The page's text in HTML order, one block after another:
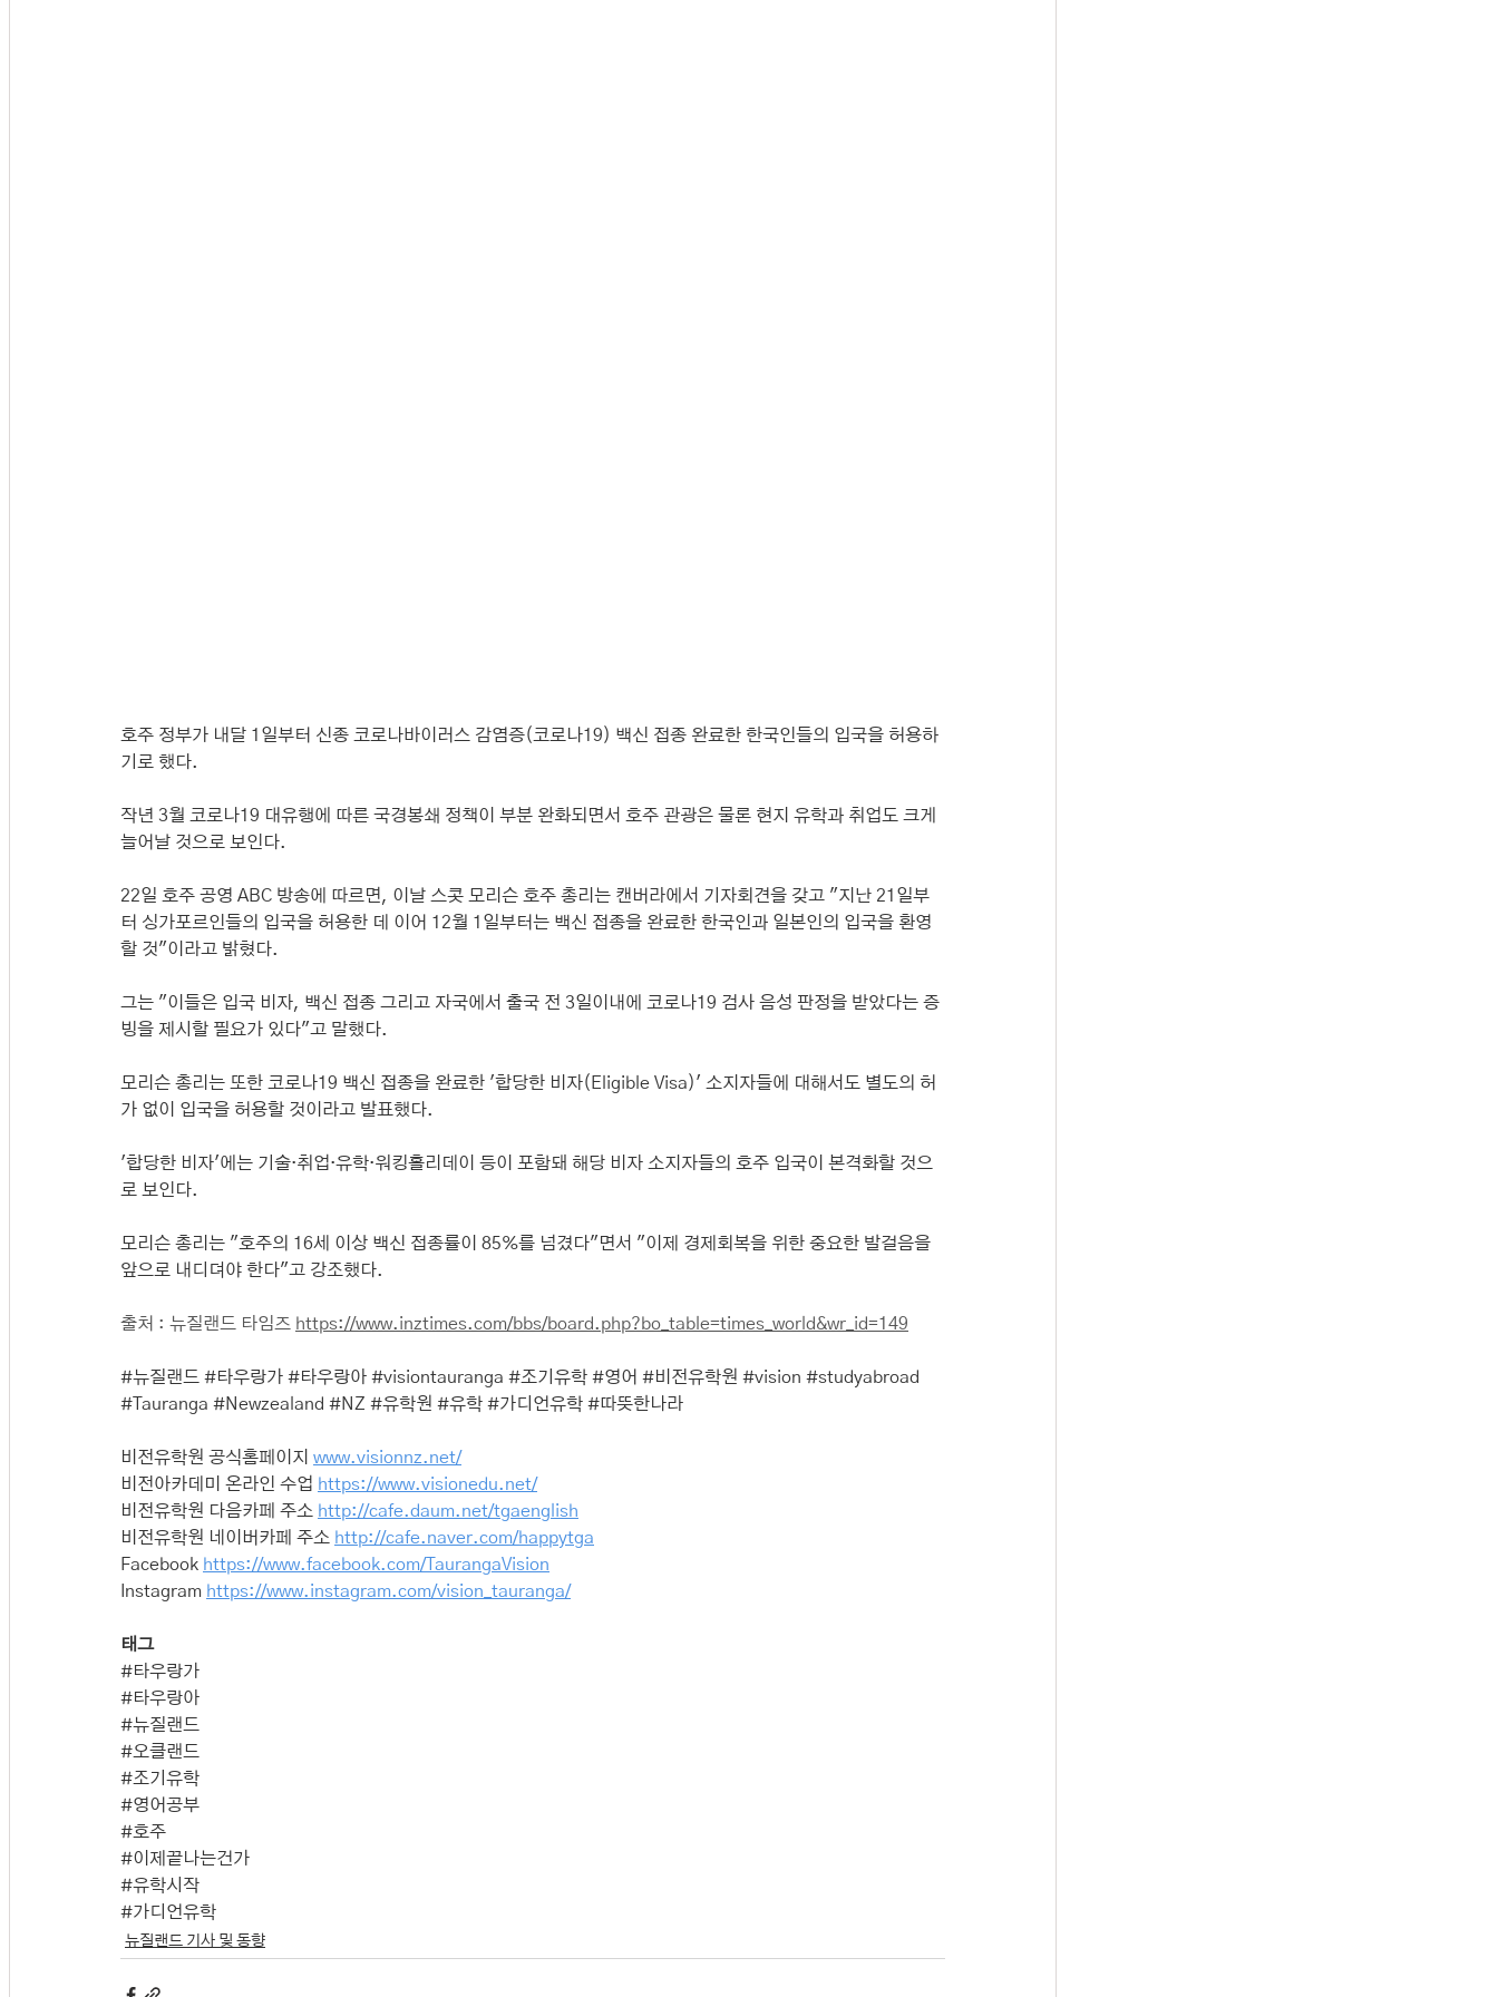
호주 정부가 내달 1일부터 신종 코로나바이러스 감염증(코로나19) 백신 접종 완료한 한국인들의 입국을 허용하
기로 했다.
작년 3월 코로나19 대유행에 따른 국경봉쇄 정책이 부분 완화되면서 호주 관광은 물론 현지 유학과 취업도 크게
늘어날 것으로 보인다.
22일 호주 공영 ABC 방송에 따르면, 이날 스콧 모리슨 호주 총리는 캔버라에서 기자회견을 갖고 "지난 21일부
터 싱가포르인들의 입국을 허용한 데 이어 12월 1일부터는 백신 접종을 완료한 한국인과 일본인의 입국을 환영
할 것"이라고 밝혔다.
그는 "이들은 입국 비자, 백신 접종 그리고 자국에서 출국 전 3일이내에 코로나19 검사 음성 판정을 받았다는 증
빙을 제시할 필요가 있다"고 말했다.
모리슨 총리는 또한 코로나19 백신 접종을 완료한 '합당한 비자(Eligible Visa)' 소지자들에 대해서도 별도의 허
가 없이 입국을 허용할 것이라고 발표했다.
'합당한 비자'에는 기술·취업·유학·워킹홀리데이 등이 포함돼 해당 비자 소지자들의 호주 입국이 본격화할 것으
로 보인다.
모리슨 총리는 "호주의 16세 이상 백신 접종률이 85%를 넘겼다"면서 "이제 경제회복을 위한 중요한 발걸음을
앞으로 내디뎌야 한다"고 강조했다.
출처 : 뉴질랜드 타임즈 https://www.inztimes.com/bbs/board.php?bo_table=times_world&wr_id=149
#뉴질랜드 #타우랑가 #타우랑아 #visiontauranga #조기유학 #영어 #비전유학원 #vision #studyabroad
#Tauranga #Newzealand #NZ #유학원 #유학 #가디언유학 #따뜻한나라
비전유학원 공식홈페이지 www.visionnz.net/
비전아카데미 온라인 수업 https://www.visionedu.net/
비전유학원 다음카페 주소 http://cafe.daum.net/tgaenglish
비전유학원 네이버카페 주소 http://cafe.naver.com/happytga
Facebook https://www.facebook.com/TaurangaVision
Instagram https://www.instagram.com/vision_tauranga/
태그
#타우랑가
#타우랑아
#뉴질랜드
#오클랜드
#조기유학
#영어공부
#호주
#이제끝나는건가
#유학시작
#가디언유학
뉴질랜드 기사 및 동향